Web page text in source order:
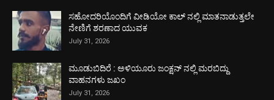
ಸಹೋದರಿಯೊಂದಿಗೆ ವೀಡಿಯೋ ಕಾಲ್ ನಲ್ಲಿ ಮಾತನಾಡುತ್ತಲೇ
ನೇಣಿಗೆ ಶರಣಾದ ಯುವಕ
July 31, 2026
ಮೂಡುಬಿದಿರೆ : ಅಳಿಯೂರು ಜಂಕ್ಷನ್ ನಲ್ಲಿ ಮರಬಿದ್ದು
ವಾಹನಗಳು ಜಖಂ
July 31, 2026